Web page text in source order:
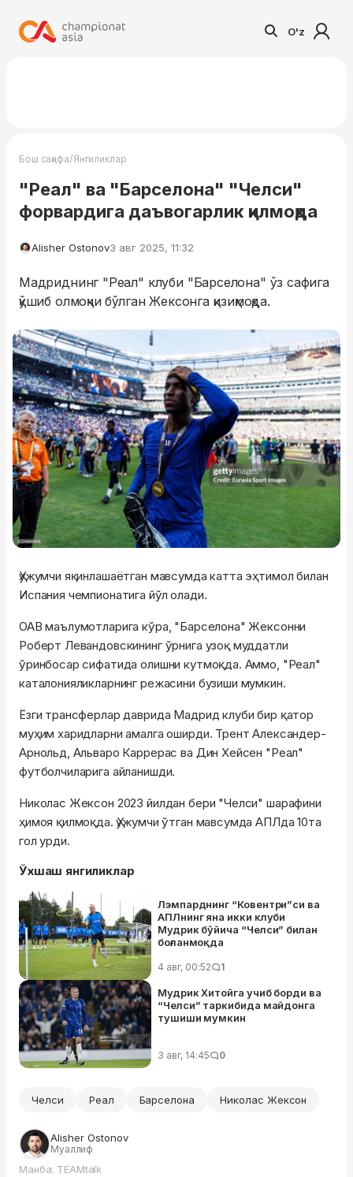
O'z
Бош саҳифа/Янгиликлар
"Реал" ва "Барселона" "Челси"
форвардига даъвогарлик қилмоқда
Alisher Ostonov3 авг 2025, 11:32
Мадриднинг "Реал" клуби "Барселона" ўз сафига
қўшиб олмоқчи бўлган Жексонга қизиқмоқда.
Ҳужумчи яқинлашаётган мавсумда катта эҳтимол билан
Испания чемпионатига йўл олади.
ОАВ маълумотларига кўра, "Барселона" Жексонни
Роберт Левандовскининг ўрнига узоқ муддатли
ўринбосар сифатида олишни кутмоқда. Аммо, "Реал"
каталонияликларнинг режасини бузиши мумкин.
Ёзги трансферлар даврида Мадрид клуби бир қатор
муҳим харидларни амалга оширди. Трент Александер-
Арнольд, Альваро Каррерас ва Дин Хейсен "Реал"
футболчиларига айланишди.
Николас Жексон 2023 йилдан бери "Челси" шарафини
ҳимоя қилмоқда. Ҳужумчи ўтган мавсумда АПЛда 10та
гол урди.
Ўхшаш янгиликлар
Лэмпарднинг “Ковентри”си ва
АПЛнинг яна икки клуби
Мудрик бўйича “Челси” билан
боғланмоқда
4 авг, 00:52 1
Мудрик Хитойга учиб борди ва
“Челси” таркибида майдонга
тушиши мумкин
3 авг, 14:45 0
Челси Реал Барселона Николас Жексон
Alisher Ostonov
Муаллиф
Манба: TEAMtalk